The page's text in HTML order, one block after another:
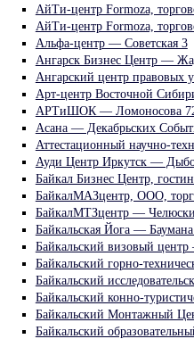
АйТи-центр Formoza,
АйТи-центр Formoza,
Альфа-центр — Советская 3
Ангарск Бизнес Центр —
Ангарский центр правовых
Арт-центр Восточной
АРТиШОК — Ломоносова
Асана — Декабрьских
Аттестационный научно-
Ауди Центр Иркутск —
Байкал Бизнес Центр,
БайкалМАЗцентр, ООО,
БайкалМТЗцентр —
Байкальская Йога —
Байкальский визовый
Байкальский горно-
Байкальский
Байкальский конно-
Байкальский Монтажный
Байкальский